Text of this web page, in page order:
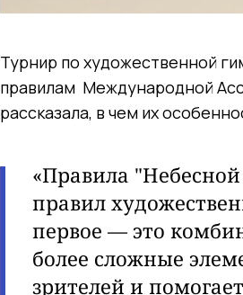
Турнир по художественной
правилам Международной
рассказала, в чем их
«Правила
правил
первое — это
более сложные
зрителей и